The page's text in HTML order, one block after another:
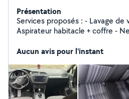
Présentation
Services proposés : - Lavage
Aspirateur habitacle + coffre -
canapé / fauteuils - Aspiration en
odeurs - Résultat frais, propre,
Aucun avis pour l'instant